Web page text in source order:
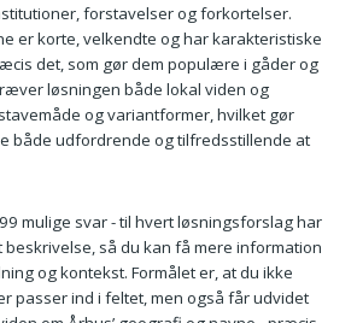
forstavelser og forkortelser.
er korte, velkendte og har karakteristiske
det, som gør dem populære i gåder og
løsningen både lokal viden og
og variantformer, hvilket gør
både udfordrende og tilfredsstillende at
mulige svar - til hvert løsningsforslag har
så du kan få mere information
og kontekst. Formålet er, at du ikke
passer ind i feltet, men også får udvidet